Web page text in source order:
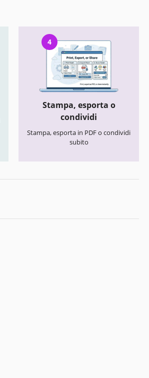
4
Stampa, esporta o
condividi
Stampa, esporta in PDF o condividi
subito